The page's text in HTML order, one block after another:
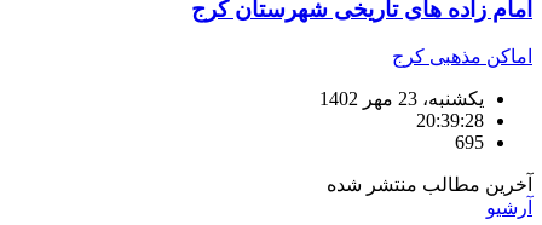
امام زاده های تاریخی شهرستان کرج
اماکن مذهبی کرج
یکشنبه، 23 مهر 1402
20:39:28
695
آخرین مطالب منتشر شده
آرشیو